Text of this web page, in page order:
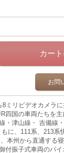
お問
8ミリビデオカメラ
四国の車両たちを主
・津山線・ 吉備線
に、111系、213
本州から直通す
振子式車両のパ